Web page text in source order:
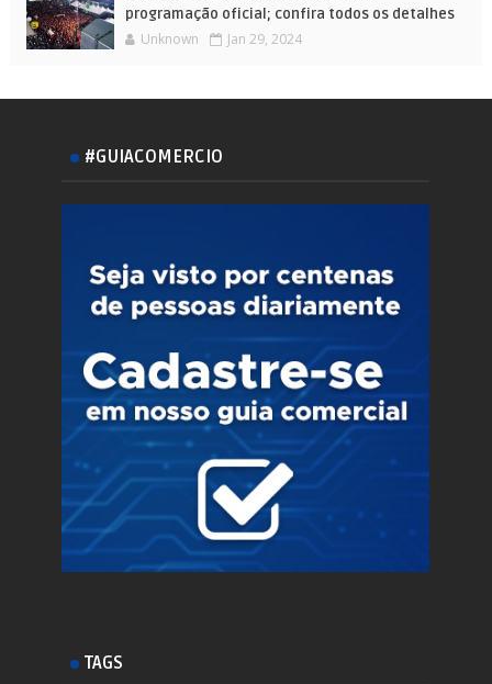
programação oficial; confira todos os detalhes
Unknown Jan 29, 2024
#GUIACOMERCIO
TAGS